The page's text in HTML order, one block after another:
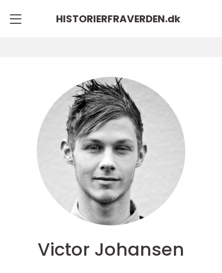
HISTORIERFRAVERDEN.dk
Victor Johansen